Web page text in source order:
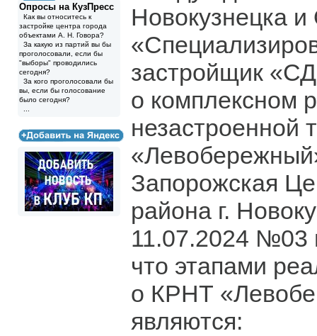
Опросы на КузПресс
Как вы относитесь к
застройке центра города
объектами А. Н. Говора?
За какую из партий вы бы
проголосовали, если бы
"выборы" проводились
сегодня?
За кого проголосовали бы
вы, если бы голосование
было сегодня?
Новокузнецка
застройщик
о комплексном
незастроенной
Запорожская
района г.
11.07.2024 №03
что этапами
о КРНТ
являются: